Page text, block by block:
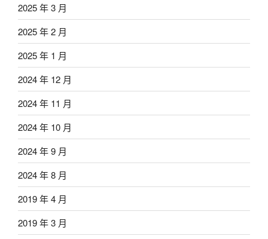
2025 年 3 月
2025 年 2 月
2025 年 1 月
2024 年 12 月
2024 年 11 月
2024 年 10 月
2024 年 9 月
2024 年 8 月
2019 年 4 月
2019 年 3 月